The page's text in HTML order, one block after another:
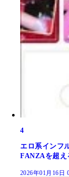
4
エロ系インフ
FANZAを超え
2026年01月16日